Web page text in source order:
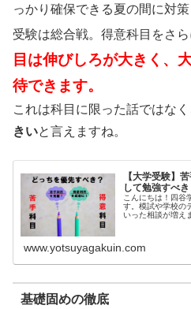
っかり確保できる夏の間に対策
受験は総合戦。得意科目をさら
目は伸びしろが大きく、
待できます。
これは科目に限った話ではなく
きいと言えますね。
【大学受験】
して勉強すべき
こんにちは！四谷
す。模試や学校の
いった相談が増え
www.yotsuyagakuin.com
基礎固めの徹底